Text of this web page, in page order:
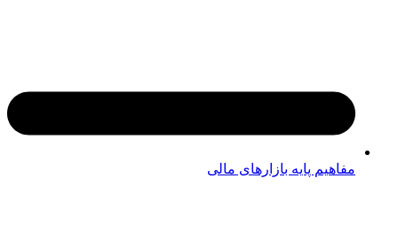
مفاهیم پایه بازارهای مالی